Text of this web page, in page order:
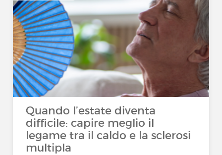
Quando l’estate diventa
difficile: capire meglio il
legame tra il caldo e la sclerosi
multipla